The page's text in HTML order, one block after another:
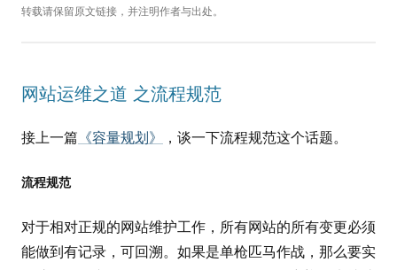
转载请保留原文链接，并注明作者与出处。
网站运维之道 之流程规范
接上一篇 《容量规划》 ，谈一下流程规范这个话题。
流程规范
对于相对正规的网站维护工作，所有网站的所有变更必须
能做到有记录，可回溯。如果是单枪匹马作战，那么要实